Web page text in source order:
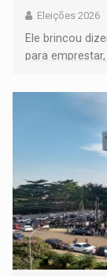
Eleições 2026
Ele brincou
para